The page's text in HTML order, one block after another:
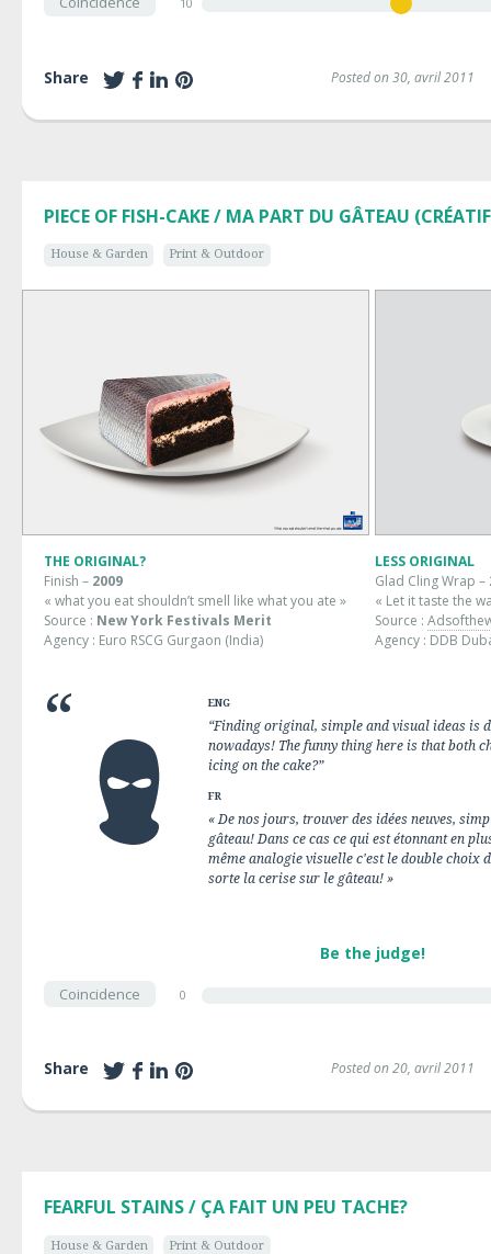
10
Share Posted on 30, avril 2011
PIECE OF FISH-CAKE / MA PART DU GÂTEAU
House & Garden Print & Outdoor
THE ORIGINAL?
Finish – 2009
« what you eat shouldn’t smell like what you ate »
Source : New York Festivals Merit
Agency : Euro RSCG Gurgaon (India)
LESS ORIGINAL
Glad Cling Wrap –
« Let it taste the
Source :
Agency : DDB
ENG
“Finding original, simple and visual ideas is
nowadays! The funny thing here is that both
icing on the cake?”
FR
« De nos jours, trouver des idées neuves,
gâteau! Dans ce cas ce qui est étonnant en
même analogie visuelle c'est le double choix
sorte la cerise sur le gâteau! »
Be the judge!
Coincidence 0
Share Posted on 20, avril 2011
FEARFUL STAINS / ÇA FAIT UN PEU TACHE?
House & Garden Print & Outdoor